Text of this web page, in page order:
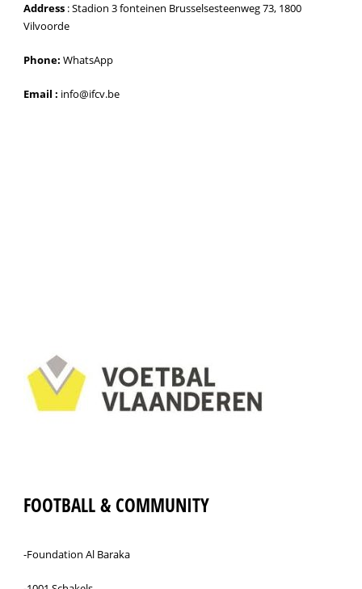
Address : Stadion 3 fonteinen Brusselsesteenweg 73, 1800
Vilvoorde
Phone: WhatsApp
Email : info@ifcv.be
FOOTBALL & COMMUNITY
-Foundation Al Baraka